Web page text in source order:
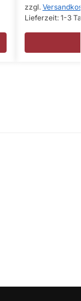
zzgl.
Lieferzeit: 1-3